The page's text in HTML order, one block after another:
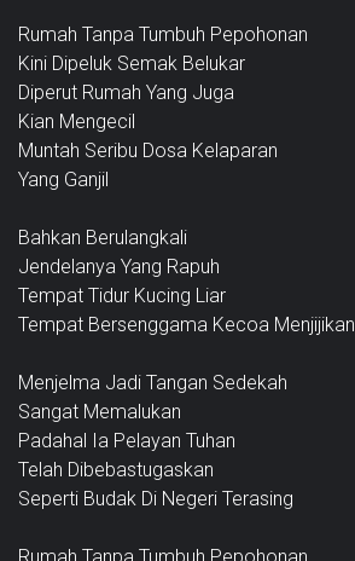
Rumah Tanpa Tumbuh Pepohonan
Kini Dipeluk Semak Belukar
Diperut Rumah Yang Juga
Kian Mengecil
Muntah Seribu Dosa Kelaparan
Yang Ganjil
Bahkan Berulangkali
Jendelanya Yang Rapuh
Tempat Tidur Kucing Liar
Tempat Bersenggama Kecoa Menjijikan
Menjelma Jadi Tangan Sedekah
Sangat Memalukan
Padahal Ia Pelayan Tuhan
Telah Dibebastugaskan
Seperti Budak Di Negeri Terasing